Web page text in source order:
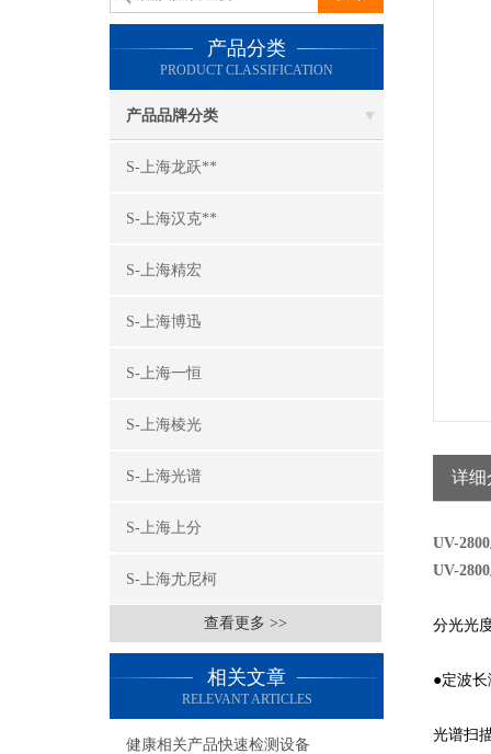
产品分类
PRODUCT CLASSIFICATION
产品品牌分类
S-上海龙跃**
S-上海汉克**
S-上海精宏
S-上海博迅
S-上海一恒
S-上海棱光
S-上海光谱
S-上海上分
S-上海尤尼柯
查看更多 >>
相关文章
RELEVANT ARTICLES
健康相关产品快速检测设备
详细
UV-
UV-
分光光
●定波
光谱扫